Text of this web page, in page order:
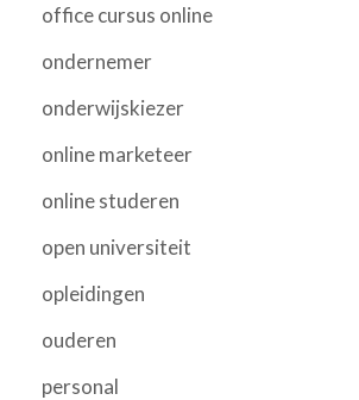
office cursus online
ondernemer
onderwijskiezer
online marketeer
online studeren
open universiteit
opleidingen
ouderen
personal